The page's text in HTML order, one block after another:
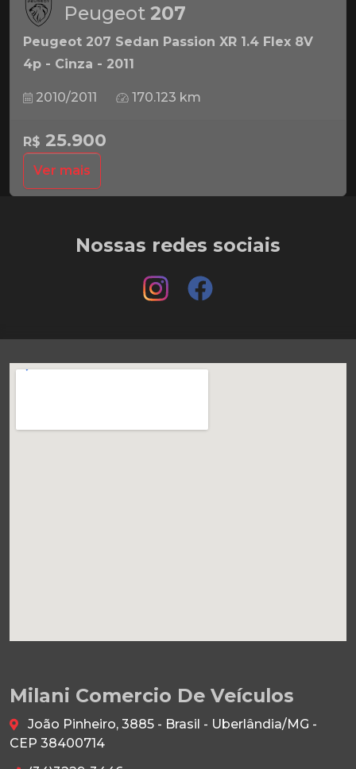
Peugeot 207
Peugeot 207 Sedan Passion XR 1.4 Flex 8V
4p - Cinza - 2011
2010/2011 170.123 km
R$ 25.900
Ver mais
Nossas redes sociais
Milani Comercio De Veículos
João Pinheiro, 3885 - Brasil - Uberlândia/MG -
CEP 38400714